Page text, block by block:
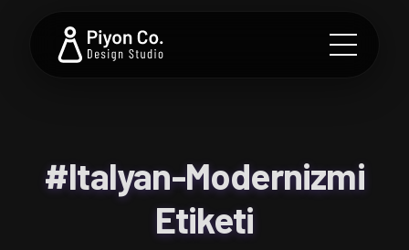
#Italyan-Modernizmi
Etiketi